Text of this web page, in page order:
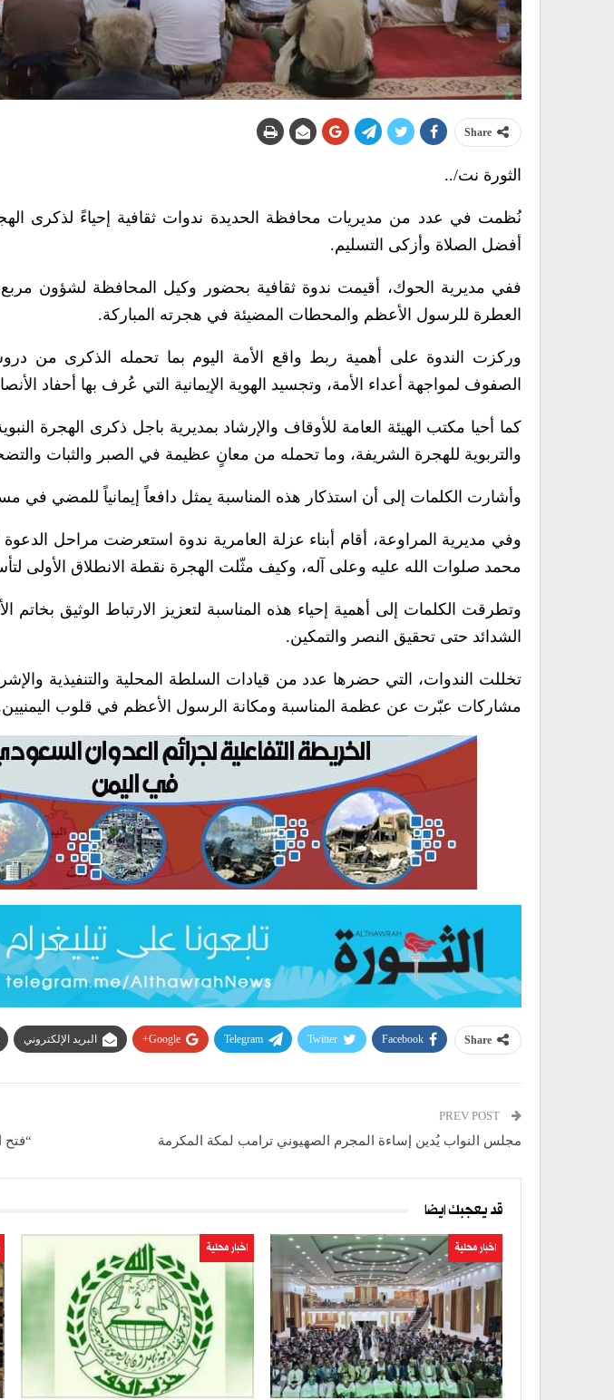
Share
الثورة نت/..
نُظمت في عدد من مديريات محافظة الحديدة ندوات ثقافية إحياءً لذكرى
أفضل الصلاة وأزكى التسليم.
ففي مديرية الحوك، أقيمت ندوة ثقافية بحضور وكيل المحافظة لشؤون مربع
العطرة للرسول الأعظم والمحطات المضيئة في هجرته المباركة.
وركزت الندوة على أهمية ربط واقع الأمة اليوم بما تحمله الذكرى من
الصفوف لمواجهة أعداء الأمة، وتجسيد الهوية الإيمانية التي عُرف بها أحفاد
كما أحيا مكتب الهيئة العامة للأوقاف والإرشاد بمديرية باجل ذكرى الهجرة النبوية
والتربوية للهجرة الشريفة، وما تحمله من معانٍ عظيمة في الصبر والثبات
وأشارت الكلمات إلى أن استذكار هذه المناسبة يمثل دافعاً إيمانياً للمضي في
وفي مديرية المراوعة، أقام أبناء عزلة العامرية ندوة استعرضت مراحل الدعوة
محمد صلوات الله عليه وعلى آله، وكيف مثّلت الهجرة نقطة الانطلاق الأولى
وتطرقت الكلمات إلى أهمية إحياء هذه المناسبة لتعزيز الارتباط الوثيق بخاتم
الشدائد حتى تحقيق النصر والتمكين.
تخللت الندوات، التي حضرها عدد من قيادات السلطة المحلية والتنفيذية
مشاركات عبّرت عن عظمة المناسبة ومكانة الرسول الأعظم في قلوب
Share
Facebook
Twitter
Telegram
Google+ البريد الإلكتروني
مجلس النواب يُدين إساءة المجرم الصهيوني ترامب لمكة المكرمة “فتح
قد يعجبك ايضا
اخبار محلية اخبار محلية